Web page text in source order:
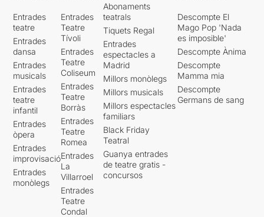
Entrades
teatre
Entrades
dansa
Entrades
musicals
Entrades
teatre
infantil
Entrades
òpera
Entrades
improvisació
Entrades
monòlegs
Entrades
Teatre
Tívoli
Entrades
Teatre
Coliseum
Entrades
Teatre
Borràs
Entrades
Teatre
Romea
Entrades
La
Villarroel
Entrades
Teatre
Condal
Abonaments
teatrals
Tiquets Regal
Entrades
espectacles a
Madrid
Millors monòlegs
Millors musicals
Millors espectacles
familiars
Black Friday
Teatral
Guanya entrades
de teatre gratis -
concursos
Descompte El
Mago Pop 'Nada
es imposible'
Descompte Ànima
Descompte
Mamma mia
Descompte
Germans de sang